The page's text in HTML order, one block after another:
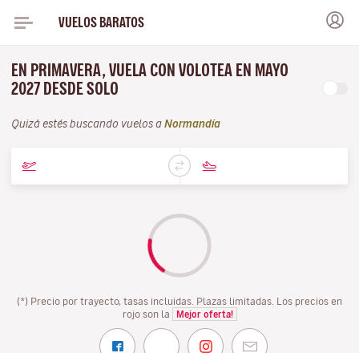
VUELOS BARATOS
EN PRIMAVERA, VUELA CON VOLOTEA EN MAYO
2027 DESDE SOLO
Quizá estés buscando vuelos a Normandía
(*) Precio por trayecto, tasas incluidas. Plazas limitadas. Los precios en
rojo son la
Mejor oferta!